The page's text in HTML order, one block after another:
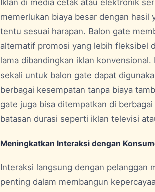
Iklan di media cetak atau elektronik
memerlukan biaya besar dengan hasil
tentu sesuai harapan. Balon gate
alternatif promosi yang lebih fleksibel
lama dibandingkan iklan konvensional.
sekali untuk balon gate dapat
berbagai kesempatan tanpa biaya
gate juga bisa ditempatkan di
batasan durasi seperti iklan televisi
Meningkatkan Interaksi dengan
Interaksi langsung dengan pelanggan
penting dalam membangun